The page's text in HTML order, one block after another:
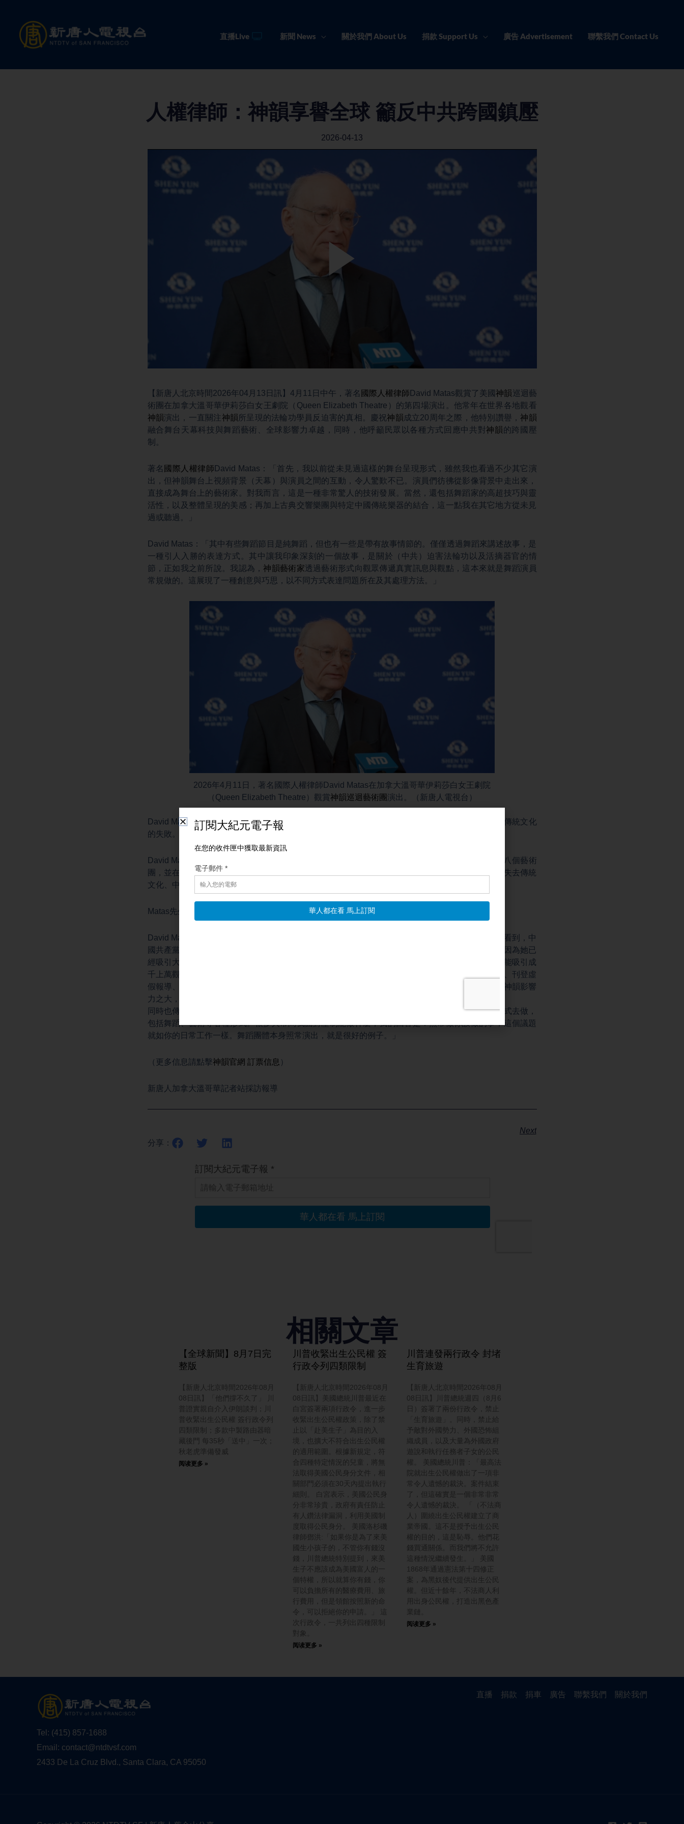
content
直播Live 新聞 News 關於我們 About Us 捐款 Support Us 廣告 Advertisement 聯繫我們 Contact Us
人權律師：神韻享譽全球 籲反中共跨國鎮壓
2026-04-13
【新唐人北京時間2026年04月13日訊】4月11日中午，著名 國際人權律師 David Matas觀賞了美國神韻巡迴藝
術團在加拿大溫哥華伊莉莎白女王劇院（Queen Elizabeth Theatre）的第四場演出。他常年在世界各地觀看
神韻演出，一直關注神韻所呈現的法輪功學員反迫害的真相。慶祝神韻成立20周年之際，他特別讚譽，神韻
融合舞台天幕科技與舞蹈藝術、全球影響力卓越，同時，他呼籲民眾以各種方式回應中共對神韻的跨國壓
制。
著名 國際人權律師 David Matas：「首先，我以前從未見過這樣的舞台呈現形式，雖然我也看過不少其它演
出，但神韻舞台上視頻背景（天幕）與演員之間的互動，令人驚歎不已。演員們彷彿從影像背景中走出來，
直接成為舞台上的藝術家。對我而言，這是一種非常驚人的技術發展。當然，還包括舞蹈家的高超技巧與靈
活性，以及整體呈現的美感；再加上古典交響樂團與特定中國傳統樂器的結合，這一點我在其它地方從未見
過或聽過。」
David Matas：「其中有些舞蹈節目是純舞蹈，但也有一些是帶有故事情節的。僅僅透過舞蹈來講述故事，是
一種引人入勝的表達方式。其中讓我印象深刻的一個故事，是關於（中共）迫害法輪功以及活摘器官的情
節，正如我之前所說。我認為，神韻藝術家透過藝術形式向觀眾傳遞真實訊息與觀點，這本來就是舞蹈演員
常規做的。這展現了一種創意與巧思，以不同方式表達問題所在及其處理方法。」
2026年4月11日，著名國際人權律師David Matas在加拿大溫哥華伊莉莎白女王劇院
（Queen Elizabeth Theatre）觀賞神韻巡迴藝術團演出。（新唐人電視台）
David Matas先生常年觀看神韻演出，他讚譽神韻20年成就卓越、影響全球，其成功證明了中共壓制傳統文化
的失敗。
David Matas：「這是一項非常了不起的成功。正如我所說，演出已經被數百萬人觀看，目前擁有八個藝術
團，並在世界各地巡迴演出多次。這是一項驚人的成就。同時，這也讓人看到，中國及其公民因為失去傳統
文化、中共因壓制其中一個最成功的中國文化與歷史的傳承者與展現者，而付出了怎樣的代價。」
Matas先生指出神韻享譽全球，反遭 中共跨國鎮壓，呼籲民眾以各種方式持續回應與發聲。
David Matas：「支持神韻相當重要，但我認為更重要的是要應對中共針對她的跨國鎮壓。因為我們看到，中
國共產黨已將法輪功視為其最主要的抵抗力量之一，而其中一個重要的傳播理念的載體就是神韻，因為她已
經吸引大量觀眾觀看。相較於研究、寫作或學術會議，雖然也能吸引關注，但神韻這樣的演出每次能吸引成
千上萬觀眾，多年來累積已達數百萬人次。正因如此，中共針對神韻展開跨國鎮壓，包括炸彈威脅、刊登虛
假報導、破壞車輛輪胎，以及威脅廣告商撤廣告、恐嚇員工不要前往觀看演出等行為。這也反映出神韻影響
力之大，以及其重要性之高。
同時也傳達一個訊息：要對抗這種跨國鎮壓以及中共的壓制，不要只用單一方式。你可以用任何方式去做，
包括舞蹈、藝術等各種形式。很多人常問我面對壓制能做什麼，我的回答是：照常做你該做的事，這個議題
就如你的日常工作一樣。舞蹈團體本身照常演出，就是很好的例子。」
（更多信息請點擊神韻官網 訂票信息 ）
新唐人加拿大溫哥華記者站採訪報導
Next
分享：
相關文章
【全球新聞】8月7日完
整版
【新唐人北京時間2026年08月
08日訊】「他們撐不久了」 川
普證實親自介入伊朗談判；川
普收緊出生公民權 簽行政令列
四類限制；多款中製路由器暗
藏後門 每35秒「送中」一次；
秋老虎準備發威
阅读更多 »
川普收緊出生公民權 簽
行政令列四類限制
【新唐人北京時間2026年08月
08日訊】美國總統川普最近在
白宮簽署兩項行政令，進一步
收緊出生公民權政策，除了禁
止以「赴美生子」為目的入
境，也擴大不符合出生公民權
的適用範圍。根據新規定，符
合四種特定情況的兒童，將無
法取得美國公民身分文件，相
關部門必須在30天內提出執行
細則。 白宮表示，美國公民身
分非常珍貴，政府有責任防止
有人鑽法律漏洞，利用美國制
度取得公民身分。 美國洛杉磯
律師鄧洪:「如果你是為了來美
國生小孩子的，不管你有錢沒
錢，川普總統特別提到，來美
生子不應該成為美國富人的一
個特權，所以就算你有錢，你
可以負擔所有的醫療費用、旅
行費用，但是領館按照新的命
令，可以拒絕你的申請。」 這
次行政令，一共列出四種限制
對象。
阅读更多 »
川普連發兩行政令 封堵
生育旅遊
【新唐人北京時間2026年08月
08日訊】川普總統週四（8月6
日）簽署了兩份行政令，禁止
「生育旅遊」。同時，禁止給
予敵對外國勢力、外國恐怖組
織成員，以及大量為外國政府
遊說和執行任務者子女的公民
權。 美國總統川普：「最高法
院就出生公民權做出了一項非
常令人遺憾的裁決。案件結束
了，但這確實是一個非常非常
令人遺憾的裁決。 「（不法商
人）圍繞出生公民權建立了商
業帝國。這不是授予出生公民
權的目的，這是恥辱。他們花
錢買通關係。而我們將不允許
這種情況繼續發生。」 美國
1868年通過憲法第十四修正
案，為黑奴後代提供出生公民
權。但近十餘年，不法商人利
用出身公民權，打造出黑色產
業鏈。
阅读更多 »
Tel: (415) 857-1688
Email: contact@ntdtvsf.com
2433 De La Cruz Blvd., Santa Clara, CA 95050
直播 捐款 捐車 廣告 聯繫我們 關於我們